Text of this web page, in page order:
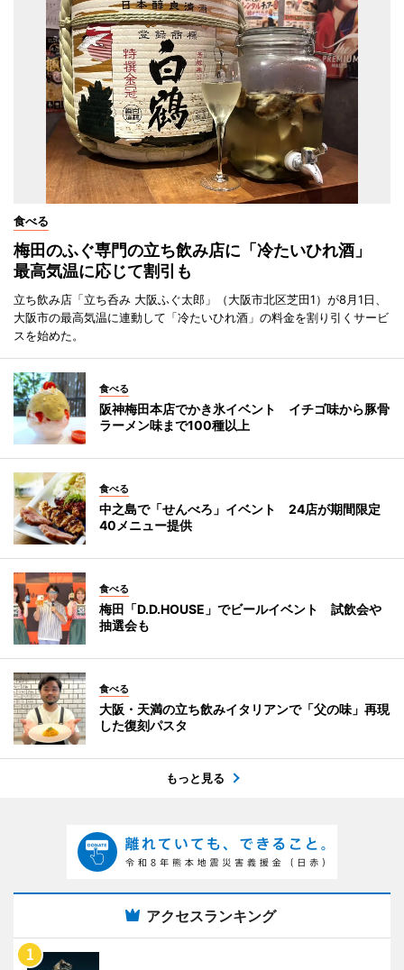
食べる
梅田のふぐ専門の立ち飲み店に「冷たいひれ酒」
最高気温に応じて割引も
立ち飲み店「立ち呑み 大阪ふぐ太郎」（大阪市北区芝田1）が8月1日、
大阪市の最高気温に連動して「冷たいひれ酒」の料金を割り引くサービ
スを始めた。
食べる
阪神梅田本店でかき氷イベント イチゴ味から豚骨
ラーメン味まで100種以上
食べる
中之島で「せんべろ」イベント 24店が期間限定
40メニュー提供
食べる
梅田「D.D.HOUSE」でビールイベント 試飲会や
抽選会も
食べる
大阪・天満の立ち飲みイタリアンで「父の味」再現
した復刻パスタ
もっと見る
アクセスランキング